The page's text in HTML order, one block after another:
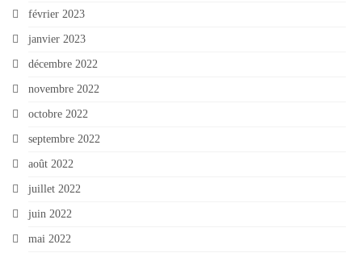
février 2023
janvier 2023
décembre 2022
novembre 2022
octobre 2022
septembre 2022
août 2022
juillet 2022
juin 2022
mai 2022